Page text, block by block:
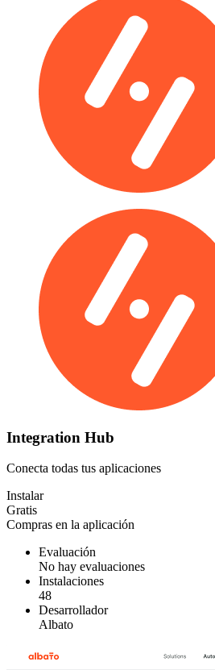
Integration Hub
Conecta todas tus aplicaciones
Instalar
Gratis
Compras en la aplicación
Evaluación
No hay evaluaciones
Instalaciones
48
Desarrollador
Albato